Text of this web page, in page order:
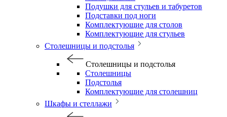
Подушки для стульев и табуретов
Подставки под ноги
Комплектующие для столов
Комплектующие для стульев
Столешницы и подстолья
Столешницы и подстолья
Столешницы
Подстолья
Комплектующие для столешниц
Шкафы и стеллажи